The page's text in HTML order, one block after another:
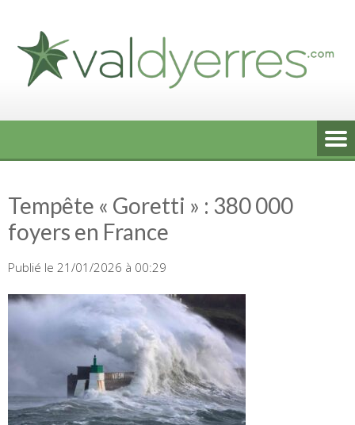
content
Tempête « Goretti » : 380 000
foyers en France
Publié le 21/01/2026 à 00:29